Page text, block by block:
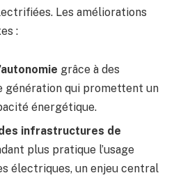
Les améliorations
:
grâce à des
génération qui promettent un
énergétique.
infrastructures de
plus pratique l’usage
électriques, un enjeu central